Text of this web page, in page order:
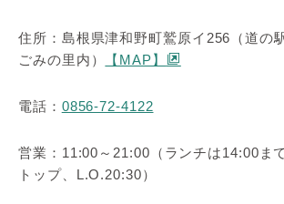
住所：島根県津和野町鷲原イ256（道の
ごみの里内）
【MAP】
電話： 0856-72-4122
営業：11:00～21:00（ランチは14:00ま
トップ、L.O.20:30）